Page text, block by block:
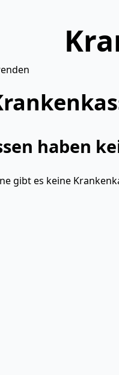
haben
gibt es keine